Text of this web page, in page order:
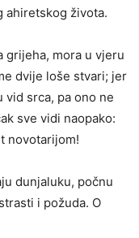
ahiretskog života.
grijeha, mora u vjeru
dvije loše stvari; jer
vid srca, pa ono ne
sve vidi naopako:
novotarijom!
dunjaluku, počnu
i požuda. O